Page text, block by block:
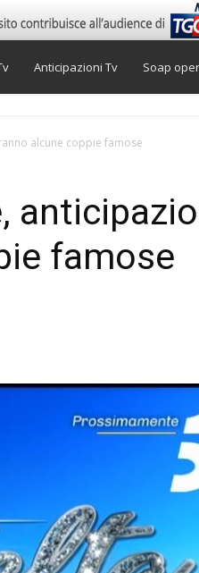
Anticipazioni Tv Soap
alcune coppie famose
famose